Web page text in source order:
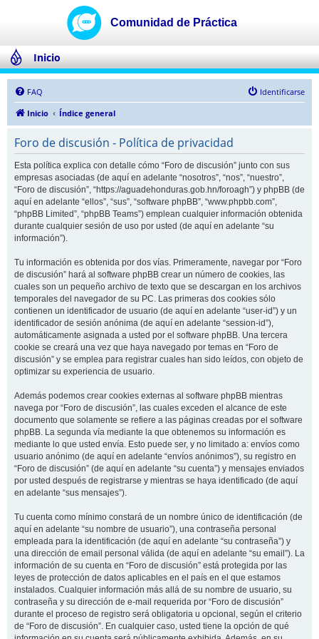
Inicio
FAQ
Identificarse
Inicio
Índice general
Foro de discusión - Política de privacidad
Esta política explica con detalle cómo “Foro de discusión” junto con sus
empresas asociadas (de aquí en adelante “nosotros”, “nos”, “nuestro”,
“Foro de discusión”, “https://aguadehonduras.gob.hn/foroagh”) y phpBB (de
aquí en adelante “ellos”, “sus”, “software phpBB”, “www.phpbb.com”,
“phpBB Limited”, “phpBB Teams”) emplean cualquier información obtenida
durante cualquier sesión de uso por usted (de aquí en adelante “su
información”).
Tu información es obtenida por dos vías. Primeramente, navegar por “Foro
de discusión” hará al software phpBB crear un número de cookies, las
cuales son un pequeño archivo de texto que se descargan en los archivos
temporales del navegador de su PC. Las primeras dos cookies sólo
contienen un identificador de usuario (de aquí en adelante “user-id”) y un
identificador de sesión anónima (de aquí en adelante “session-id”),
automáticamente asignada a usted por el software phpBB. Una tercera
cookie se creará una vez que haya navegado por temas en “Foro de
discusión” y se emplea para registrar cuales han sido leídos, con objeto de
optimizar su experiencia de usuario.
Además podemos crear cookies externas al software phpBB mientras
navega por “Foro de discusión”, las cuales exceden el alcance de este
documento que solamente se refiere a las páginas creadas por el software
phpBB. La segunda vía mediante la que obtenemos su información es
mediante lo que usted envía. Esto puede ser, y no limitado a: envíos como
usuario anónimo (de aquí en adelante “envíos anónimos”), su registro en
“Foro de discusión” (de aquí en adelante “su cuenta”) y mensajes enviados
por usted después de registrarse y mientras se haya identificado (de aquí
en adelante “sus mensajes”).
Tu cuenta como mínimo constará de un nombre único de identificación (de
aquí en adelante “su nombre de usuario”), una contraseña personal
empleada para la identificación (de aquí en adelante “su contraseña”) y
una dirección de email personal válida (de aquí en adelante “su email”). La
información de su cuenta en “Foro de discusión” está protegida por las
leyes de protección de datos aplicables en el país en el que estamos
instalados. Cualquier información más allá de su nombre de usuario, su
contraseña y su dirección de e-mail requerida por “Foro de discusión”
durante el proceso de registro será obligatoria u opcional, según el criterio
de “Foro de discusión”. En cualquier caso, usted tiene la opción de qué